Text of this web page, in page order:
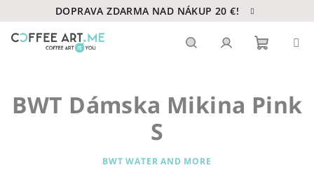
na
obsah
DOPRAVA ZDARMA NAD NÁKUP 20 €!
košík
BWT Dámska Mikina Pink
S
BWT WATER AND MORE